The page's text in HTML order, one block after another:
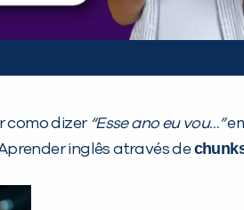
como dizer“Esse ano eu vou…”
inglês através de